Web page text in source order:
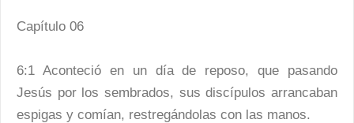
Capítulo 06
6:1 Aconteció en un día de reposo, que pasando
Jesús por los sembrados, sus discípulos arrancaban
espigas y comían, restregándolas con las manos.